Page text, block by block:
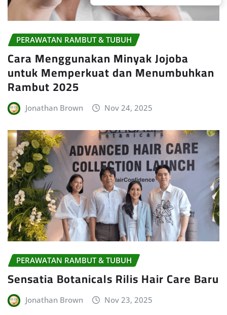
PERAWATAN RAMBUT & TUBUH
Cara Menggunakan Minyak Jojoba
untuk Memperkuat dan Menumbuhkan
Rambut 2025
Jonathan Brown Nov 24, 2025
PERAWATAN RAMBUT & TUBUH
Sensatia Botanicals Rilis Hair Care Baru
Jonathan Brown Nov 23, 2025